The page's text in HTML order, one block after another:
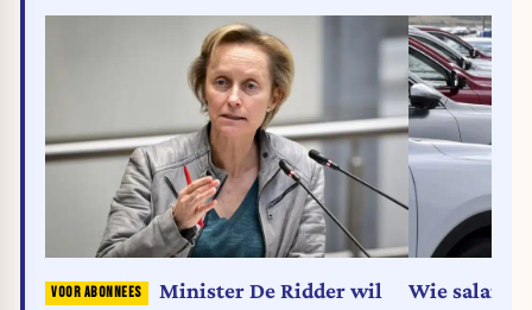
Minister De Ridder wil
Wie